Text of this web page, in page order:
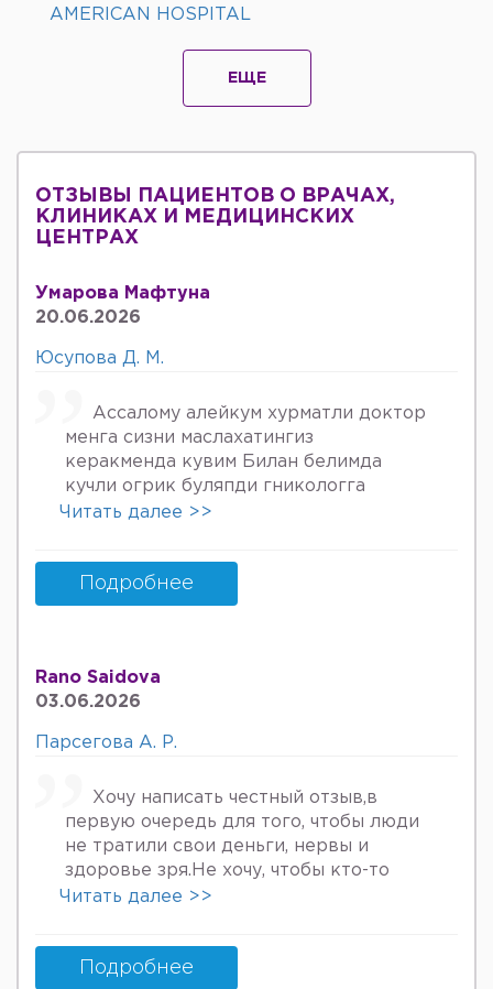
AMERICAN HOSPITAL
ЕЩЕ
ОТЗЫВЫ ПАЦИЕНТОВ О ВРАЧАХ,
КЛИНИКАХ И МЕДИЦИНСКИХ
ЦЕНТРАХ
Умарова Мафтуна
20.06.2026
Юсупова Д. М.
Ассалому алейкум хурматли доктор
менга сизни маслахатингиз
керакменда кувим Билан белимда
кучли огрик буляпди гникологга
онкологов уролога хирурга учрадим
куйдирдик лекин фойдаси булмаяпди
охири вирус бормикин деган фикрга
келяпман шунинг учун хатто
Беринг 34га кирдим 3та фарзанди бор
хурмат Билан Мафтуна
Читать далее >>
Подробнее
Rano Saidova
03.06.2026
Парсегова А. Р.
Хочу написать честный отзыв,в
первую очередь для того, чтобы люди
не тратили свои деньги, нервы и
здоровье зря.Не хочу, чтобы кто-то
пережил то, что пережила я. Врач
врачебной этике и нормальном
человеческом отношении к людям.
Читать далее >>
Подробнее